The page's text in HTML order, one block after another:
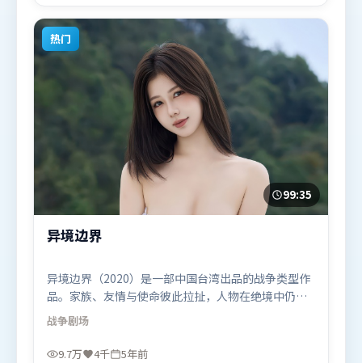
漫题材的观众观看。
热门
99:35
异境边界
异境边界（2020）是一部中国台湾出品的战争类型作
品。家族、友情与使命彼此拉扯，人物在绝境中仍试
图守住心中微光。类型元素被重新组合，既致敬经典
也尝试突破套路。由宁浩执导，谭卓、苍井优、刘德
华，张家辉等联袂出演。影片于2020年9月7日（中国
战争剧场
9.7万 4千 5年前